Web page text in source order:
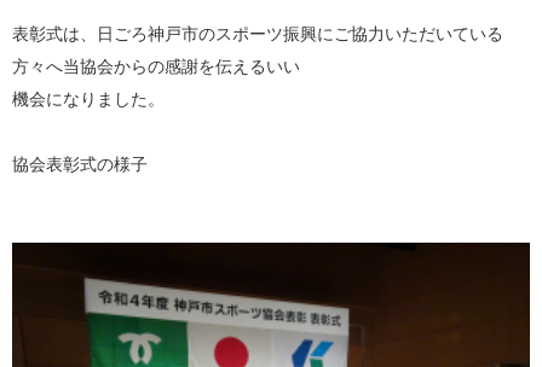
表彰式は、日ごろ神戸市のスポーツ振興にご協力いただいている
方々へ当協会からの感謝を伝えるいい
機会になりました。
協会表彰式の様子